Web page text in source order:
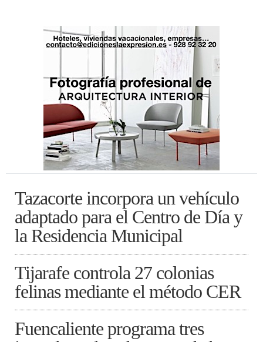
Tazacorte incorpora un vehículo
adaptado para el Centro de Día y
la Residencia Municipal
Tijarafe controla 27 colonias
felinas mediante el método CER
Fuencaliente programa tres